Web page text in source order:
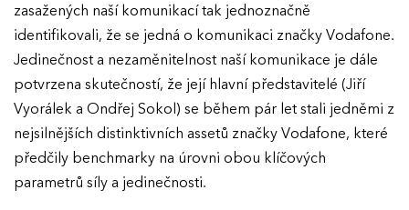
zasažených naší komunikací tak jednoznačně
identifikovali, že se jedná o komunikaci značky Vodafone.
Jedinečnost a nezaměnitelnost naší komunikace je dále
potvrzena skutečností, že její hlavní představitelé (Jiří
Vyorálek a Ondřej Sokol) se během pár let stali jedněmi z
nejsilnějších distinktivních assetů značky Vodafone, které
předčily benchmarky na úrovni obou klíčových
parametrů síly a jedinečnosti.